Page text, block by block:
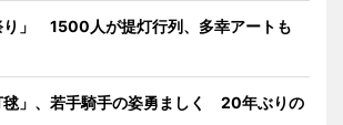
り」 1500人が提灯行列、多幸アートも
毬」、若手騎手の姿勇ましく 20年ぶりの